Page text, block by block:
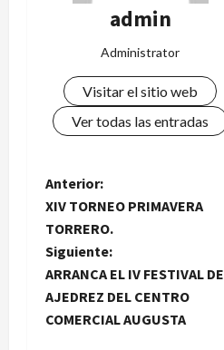
admin
Administrator
Visitar el sitio web
Ver todas las entradas
N
a
v
e
Anterior:
XIV TORNEO PRIMAVERA
TORRERO.
Siguiente:
ARRANCA EL IV FESTIVAL DE
AJEDREZ DEL CENTRO
COMERCIAL AUGUSTA